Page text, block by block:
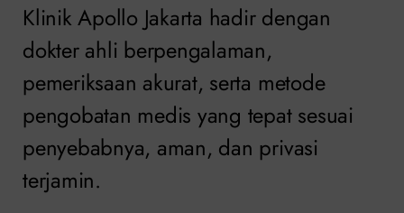
Klinik Apollo Jakarta hadir dengan
dokter ahli berpengalaman,
pemeriksaan akurat, serta metode
pengobatan medis yang tepat sesuai
penyebabnya, aman, dan privasi
terjamin.